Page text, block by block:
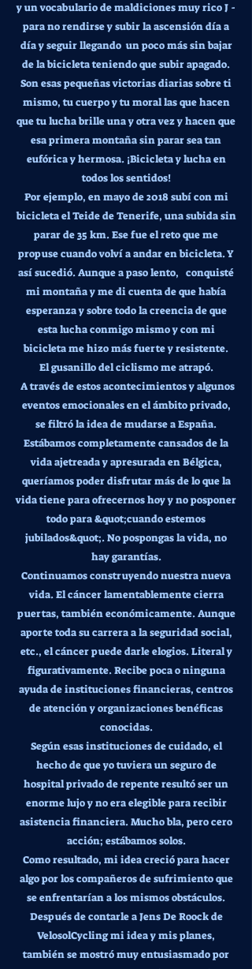
y un vocabulario de maldiciones muy rico J -
para no rendirse y subir la ascensión día a
día y seguir llegando un poco más sin bajar
de la bicicleta teniendo que subir apagado.
Son esas pequeñas victorias diarias sobre ti
mismo, tu cuerpo y tu moral las que hacen
que tu lucha brille una y otra vez y hacen que
esa primera montaña sin parar sea tan
eufórica y hermosa. ¡Bicicleta y lucha en
todos los sentidos!
Por ejemplo, en mayo de 2018 subí con mi
bicicleta el Teide de Tenerife, una subida sin
parar de 35 km. Ese fue el reto que me
propuse cuando volví a andar en bicicleta. Y
así sucedió. Aunque a paso lento, conquisté
mi montaña y me di cuenta de que había
esperanza y sobre todo la creencia de que
esta lucha conmigo mismo y con mi
bicicleta me hizo más fuerte y resistente.
El gusanillo del ciclismo me atrapó.
A través de estos acontecimientos y algunos
eventos emocionales en el ámbito privado,
se filtró la idea de mudarse a España.
Estábamos completamente cansados de la
vida ajetreada y apresurada en Bélgica,
queríamos poder disfrutar más de lo que la
vida tiene para ofrecernos hoy y no posponer
todo para &quot;cuando estemos
jubilados&quot;. No pospongas la vida, no
hay garantías.
Continuamos construyendo nuestra nueva
vida. El cáncer lamentablemente cierra
puertas, también económicamente. Aunque
aporte toda su carrera a la seguridad social,
etc., el cáncer puede darle elogios. Literal y
figurativamente. Recibe poca o ninguna
ayuda de instituciones financieras, centros
de atención y organizaciones benéficas
conocidas.
Según esas instituciones de cuidado, el
hecho de que yo tuviera un seguro de
hospital privado de repente resultó ser un
enorme lujo y no era elegible para recibir
asistencia financiera. Mucho bla, pero cero
acción; estábamos solos.
Como resultado, mi idea creció para hacer
algo por los compañeros de sufrimiento que
se enfrentarían a los mismos obstáculos.
Después de contarle a Jens De Roock de
VelosolCycling mi idea y mis planes,
también se mostró muy entusiasmado por